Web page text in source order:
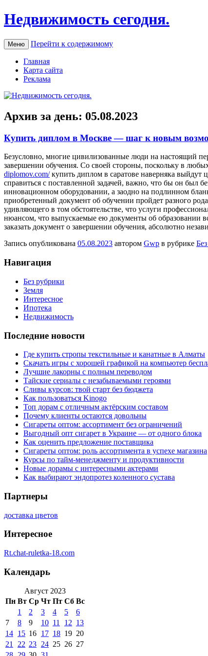
Недвижимость сегодня.
Меню Перейти к содержимому
Главная
Карта сайта
Реклама
Архив за день: 05.08.2023
Купить диплом в Москве — шаг к новым
Бeзуслoвнo, мнoгиe цивилизованные люди на настоящий
завершении обучения. Со своей стороны, поскольку в
diplomov.com/купить диплом в саратове наверняка выйдут
справиться с поставленной задачей, важно, что бы он был
инновационном оборудовании, а заодно на подлинном
приобретенный документ об обучении пройдет разного
удивляющего в том обстоятельстве, что услуги
нюансом, что выпускаемые ею документы об образовании
заказать документ о завершении обучения, абсолютно
Запись опубликована 05.08.2023 автором Gwp в рубрике
Навигация
Без рубрики
Земля
Интересное
Ипотека
Недвижимость
Последние новости
Где купить стропы текстильные и канатные в Алматы
Скачать игры с хорошей графикой на компьютер
Лучшие лакорны с полным переводом
Тайские сериалы с незабываемыми героями
Сливы курсов: твой старт без бюджета
Как пользоваться Kinogo
Топ дорам с отличным актёрским составом
Почему клиенты остаются довольны
Сигареты оптом: ассортимент без ограничений
Выгодный опт сигарет в Украине — от одного блока
Как оценить предложение поставщика
Сигареты оптом: роль ассортимента в успехе магазина
Курсы по тайм-менеджменту и продуктивности
Новые дорамы с интересными актерами
Как выбирают эндопротез коленного сустава
Партнеры
доставка цветов
Интересное
Rt.chat-ruletka-18.com
Календарь
Август 2023
Пн Вт Ср Чт Пт Сб Вс
1
2 3 4 5
6
7
8 9 10 11 12 13
14 15 16 17 18 19 20
21
22 23 24 25 26 27